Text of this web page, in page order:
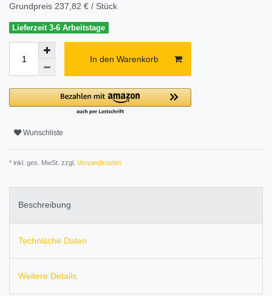
Grundpreis 237,82 € / Stück
Lieferzeit 3-6 Arbeitstage
In den Warenkorb
Wunschliste
* inkl. ges. MwSt. zzgl. Versandkosten
Beschreibung
Technische Daten
Weitere Details